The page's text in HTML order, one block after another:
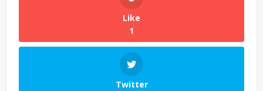
Like
1
Twitter